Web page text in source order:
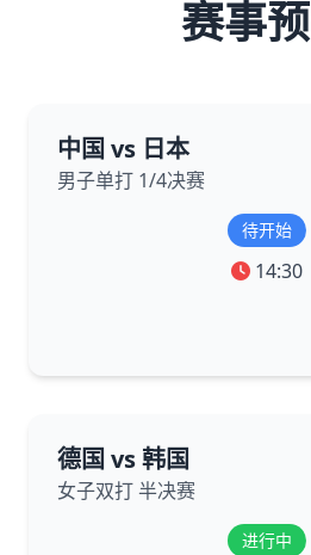
赛事
中国 vs 日本
男子单打 1/4决赛
待开始
14:30
德国 vs 韩国
女子双打 半决赛
进行中